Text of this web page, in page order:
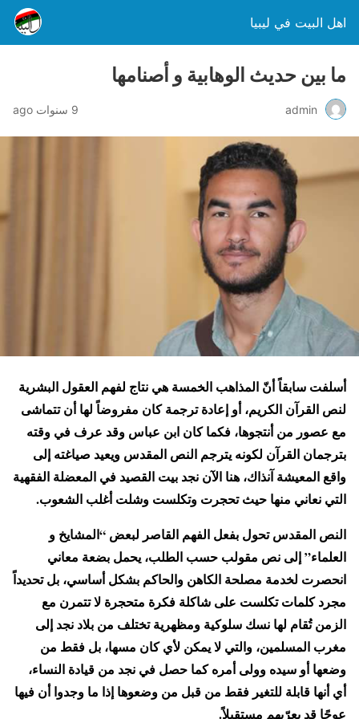
اهل البيت في ليبيا
ما بين حديث الوهابية و أصنامها
admin 9 سنوات ago
أسلفت سابقاً أنّ المذاهب الخمسة هي نتاج لفهم العقول البشرية
لنص القرآن الكريم، أو إعادة ترجمة كان مفروضاً لها أن تتماشى
مع عصور من أنتجوها، فكما كان ابن عباس وقد عرف في وقته
بترجمان القرآن لكونه يترجم النص المقدس ويعيد صياغته إلى
واقع المعيشة آنذاك، هنا الآن نجد بيت القصيد في المعضلة الفقهية
التي نعاني منها حيث تحجرت وتكلست وشلت أغلب الشعوب.
النص المقدس تحول بفعل الفهم القاصر لبعض “المشايخ و
العلماء” إلى نص مقولب حسب الطلب، يحمل بضعة معاني
انحصرت لخدمة مصلحة الكاهن والحاكم بشكل أساسي، بل تحديداً
مجرد كلمات تكلست على شاكلة فكرة متحجرة لا تتمرن مع
الزمن تُقام لها نسك سلوكية ومظهرية تختلف من بلاد نجد إلى
مغرب المسلمين، والتي لا يمكن لأي كان مسها، بل فقط من
وضعها أو سيده وولى أمره كما حصل في نجد من قيادة النساء،
أي أنها قابلة للتغير فقط من قبل من وضعوها إذا ما وجدوا أن فيها
عوجًا قد يعرّيهم مستقبلاً.